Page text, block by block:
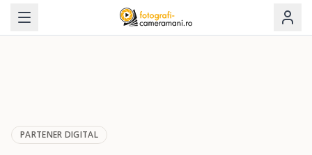
PARTENER DIGITAL